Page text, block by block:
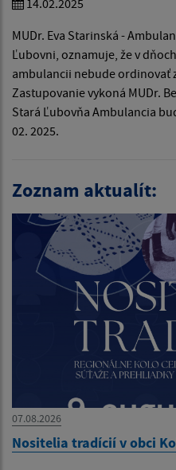
14.02.2025
MUDr. Eva Starinská -
Ľubovni, oznamuje, že v
ambulancii nebude ordinovať
Zastupovanie vykoná MUDr.
Stará Ľubovňa Ambulancia
02. 2025.
Zoznam aktualít:
07.08.2026
Nositelia tradícií v obci